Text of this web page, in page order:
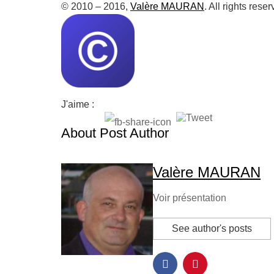
© 2010 – 2016, Valère MAURAN . All rights
J'aime :
About Post Author
Valère MAURAN
Voir présentation
See author's posts